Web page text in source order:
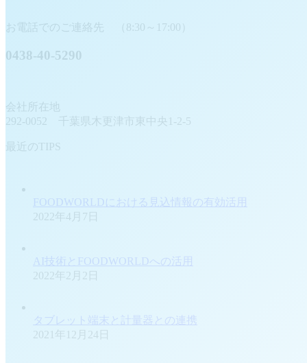
お電話でのご連絡先 （8:30～17:00）
0438-40-5290
会社所在地
292-0052 千葉県木更津市東中央1-2-5
最近のTIPS
FOODWORLDにおける見込情報の有効活用
2022年4月7日
AI技術とFOODWORLDへの活用
2022年2月2日
タブレット端末と計量器との連携
2021年12月24日